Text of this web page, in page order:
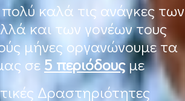
καλά τις ανάγκες των
και των γονέων τους
μήνες οργανώνουμε τα
σε 5 περιόδουςμε
Δραστηριότητες